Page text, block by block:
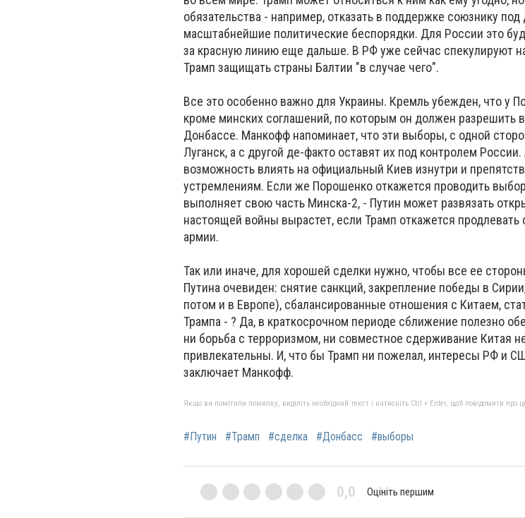
обязательства - например, отказать в поддержке союзнику
масштабнейшие политические беспорядки. Для России это
за красную линию еще дальше. В РФ уже сейчас спекулируют на
Трамп защищать страны Балтии "в случае чего".
Все это особенно важно для Украины. Кремль убежден, что у
кроме минских соглашений, по которым он должен разрешить
Донбассе. Манкофф напоминает, что эти выборы, с одной
Луганск, а с другой де-факто оставят их под контролем
возможность влиять на официальный Киев изнутри и
устремлениям. Если же Порошенко откажется проводить
выполняет свою часть Минска-2, - Путин может развязать
настоящей войны вырастет, если Трамп откажется продлевать
армии.
Так или иначе, для хорошей сделки нужно, чтобы все ее
Путина очевиден: снятие санкций, закрепление победы в
потом и в Европе), сбалансированные отношения с Китаем,
Трампа - ? Да, в краткосрочном периоде сближение полезно
ни борьба с терроризмом, ни совместное сдерживание Китая
привлекательны. И, что бы Трамп ни пожелал, интересы РФ и
заключает Манкофф.
Якщо ви помітили помилку, виділіть необхідний текст і натисніть Ctrl + Enter, щоб повідомити про
#Путин #Трамп #сделка #Донбасс #выборы
0,0 Оцініть першим